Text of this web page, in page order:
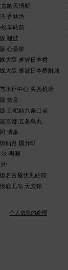
纳天博斯
香林坊
车站前
難波
心斎桥
大阪 难波日本桥
大阪 难波日本桥附属
水疗中心 关西机场
奈良
京都站八条口前
京都 五条烏丸
博多
仙台 国分町
明洞
名古屋伏见站前
鹿儿岛 天文馆
个人信息的处理